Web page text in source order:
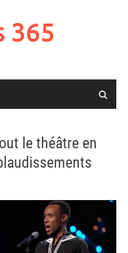
365
le théâtre en